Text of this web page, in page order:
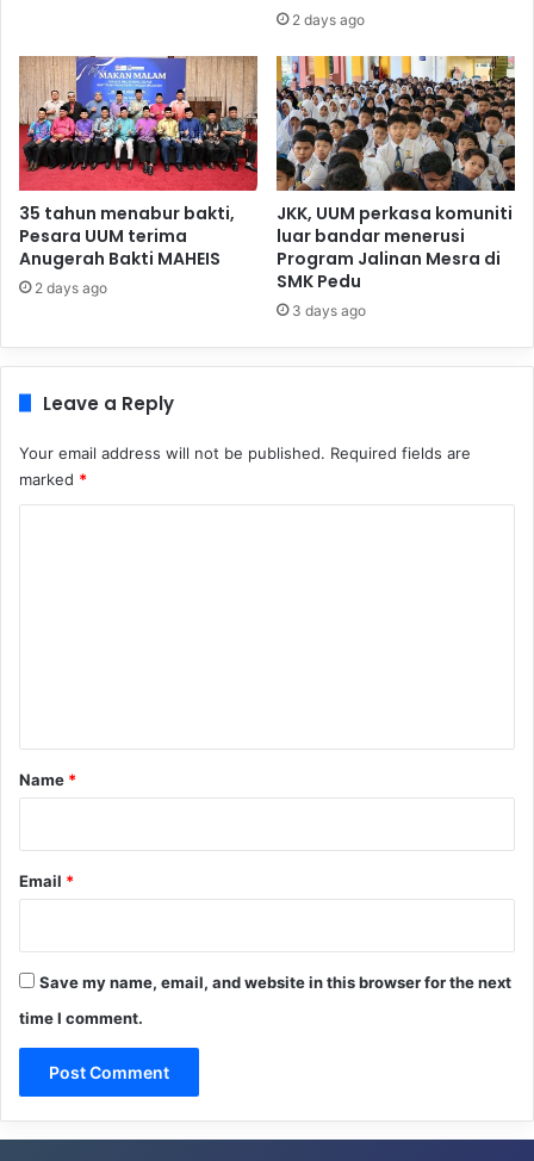
2 days ago
35 tahun menabur bakti,
Pesara UUM terima
Anugerah Bakti MAHEIS
2 days ago
JKK, UUM perkasa komuniti
luar bandar menerusi
Program Jalinan Mesra di
SMK Pedu
3 days ago
Leave a Reply
Your email address will not be published. Required fields are
marked *
*
Name *
Email *
Save my name, email, and website in this browser for the next
time I comment.